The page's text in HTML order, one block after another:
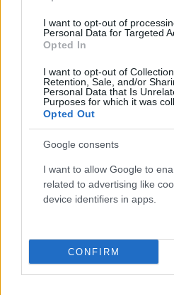
I want to opt-out of
Personal Data for Targeted
Opted In
I want to opt-out of
Retention, Sale, and/or
Personal Data that Is
Purposes for which it was
Opted Out
Google consents
I want to allow Google to
related to advertising like
device identifiers in apps.
CONFIRM
Το γεγονός απέκρυψα τόσο
όσο και από τους στενούς
γραφείου μου και
καθημερινή παρουσία μου
να προεδρεύω συνεδρίων
μη συμβαίνει τίποτα, μέχρι
δικαστικές διακοπές ώστε
ποινικές δίκες
κατηγορούμενους που
υπόθεση Τοπαλούδη, η
υπόθεση του λεγόμενου